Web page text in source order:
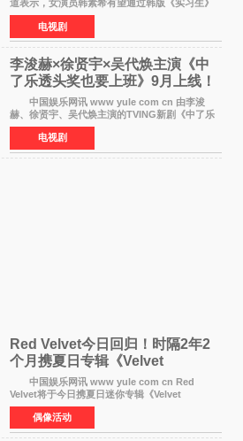
道表示，女演员韩素希有望通过韩版《实习生》
回归荧幕，合作前辈演员崔岷植。 根据消息
表示，演员韩素希目前已经结束了电视剧《Y计
划》的拍摄工
电视剧
李浚赫×徐贤宇×吴代焕主演《中
了乐透头奖也要上班》9月上线！
TVING先网后台
中国娱乐网讯 www yule com cn 由李浚
赫、徐贤宇、吴代焕主演的TVING新剧《中了乐
透头奖也要上班》定档9月10日播出，随后于9月
14日起登陆tvN月火档，实现先网后台双平台播出
模式。 本剧改
电视剧
Red Velvet今日回归！时隔2年2
个月携夏日专辑《Velvet
Summer》重启完整体活动
中国娱乐网讯 www yule com cn Red
Velvet将于今日携夏日迷你专辑《Velvet
Summer》时隔2年2个月重启完整体活动。这张
于8月3日发行的专辑，主打柔和成熟氛围的夏日
音乐，收录了成员们想着
偶像活动